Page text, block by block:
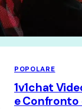
POPOLARE
1v1chat
e